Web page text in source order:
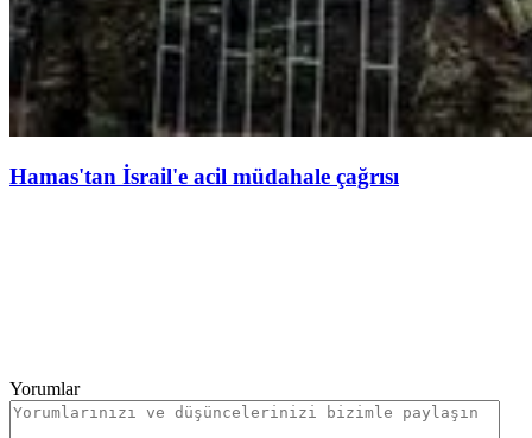
Hamas'tan İsrail'e acil müdahale çağrısı
Yorumlar